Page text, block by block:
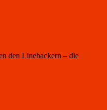
den Linebackern – die